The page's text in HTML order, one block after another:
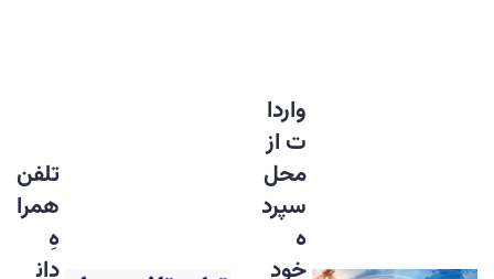
واردا
ت از
محل
سپرد
ه
خود
تلفن
همرا
هِ
دان